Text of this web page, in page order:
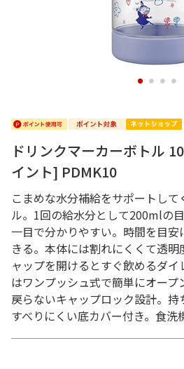
1 2 3 4
ドリンクマーカーボトル
イント] PDMK10
こまめな水分補給をサポートし
ル。1回の給水分として200mlの
一目で分かりやすい。時間を目
きる。本体には割れにくくて透
ャップを開けるとすぐ飲めるダ
はワンプッシュ式で簡単にオープ
戻らないキャップロック設計。持
すべりにくい底カバー付き。食洗